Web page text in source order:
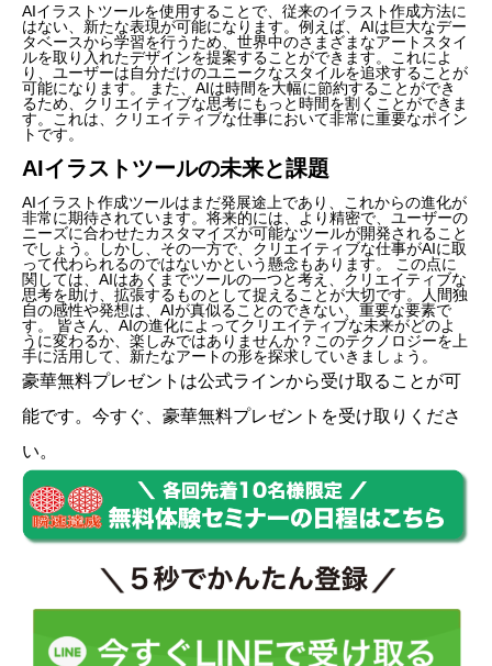
AIイラストツールを使用することで、従来のイラスト作成方法に
はない、新たな表現が可能になります。例えば、AIは巨大なデー
タベースから学習を行うため、世界中のさまざまなアートスタイ
ルを取り入れたデザインを提案することができます。これによ
り、ユーザーは自分だけのユニークなスタイルを追求することが
可能になります。 また、AIは時間を大幅に節約することができ
るため、クリエイティブな思考にもっと時間を割くことができま
す。これは、クリエイティブな仕事において非常に重要なポイン
トです。
AIイラストツールの未来と課題
AIイラスト作成ツールはまだ発展途上であり、これからの進化が
非常に期待されています。将来的には、より精密で、ユーザーの
ニーズに合わせたカスタマイズが可能なツールが開発されること
でしょう。しかし、その一方で、クリエイティブな仕事がAIに取
って代わられるのではないかという懸念もあります。 この点に
関しては、AIはあくまでツールの一つと考え、クリエイティブな
思考を助け、拡張するものとして捉えることが大切です。人間独
自の感性や発想は、AIが真似ることのできない、重要な要素で
す。 皆さん、AIの進化によってクリエイティブな未来がどのよ
うに変わるか、楽しみではありませんか？このテクノロジーを上
手に活用して、新たなアートの形を探求していきましょう。
豪華無料プレゼントは公式ラインから受け取ることが可
能です。今すぐ、豪華無料プレゼントを受け取りくださ
い。